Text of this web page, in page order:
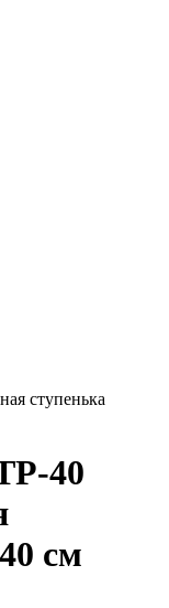
ступенька
40
см